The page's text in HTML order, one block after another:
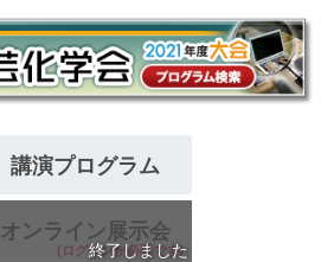
講演プログラム
オンライン展示会
(ログインが必要です)
終了しました